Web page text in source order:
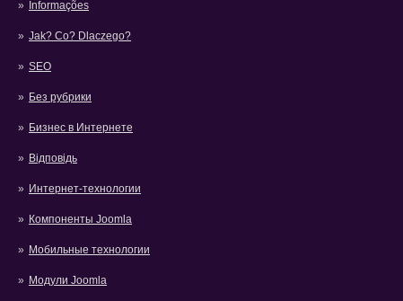
Informações
Jak? Co? Dlaczego?
SEO
Без рубрики
Бизнес в Интернете
Відповідь
Интернет-технологии
Компоненты Joomla
Мобильные технологии
Модули Joomla